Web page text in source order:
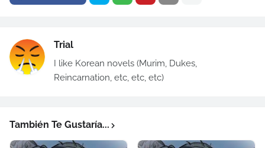
Trial
I like Korean novels (Murim, Dukes,
Reincarnation, etc, etc, etc)
También Te Gustaría...